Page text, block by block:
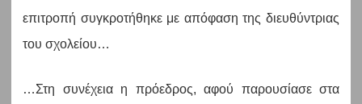
επιτροπή συγκροτήθηκε με απόφαση της διευθύντριας
του σχολείου…
…Στη συνέχεια η πρόεδρος, αφού παρουσίασε στα